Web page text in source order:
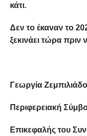
κάτι.
Δεν το έκαναν το
ξεκινάει τώρα πριν
Γεωργία
Περιφερειακή
Επικεφαλής του